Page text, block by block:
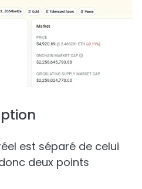
est séparé de celui
deux points